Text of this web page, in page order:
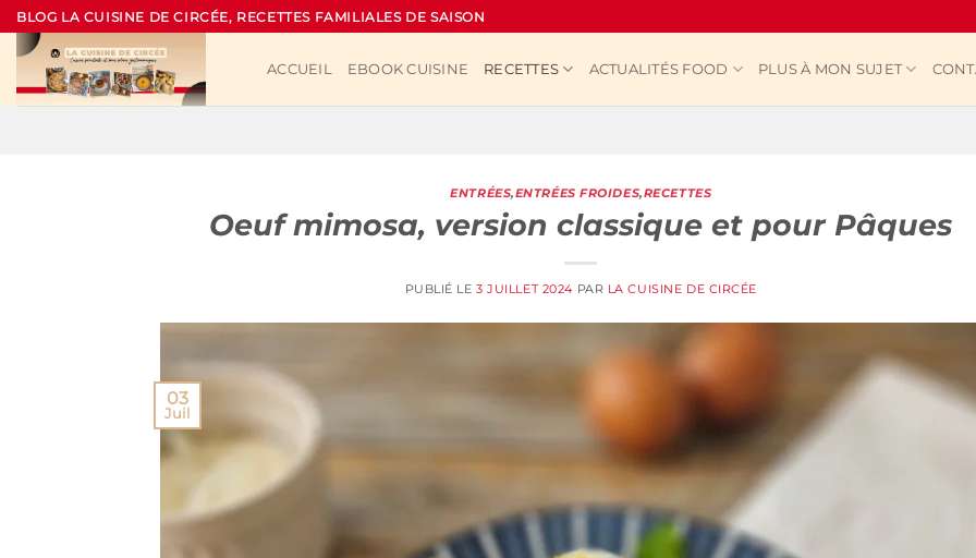
Passer
au
contenu
BLOG LA CUISINE DE CIRCÉE, RECETTES FAMILIALES DE SAISON
ACCUEIL EBOOK CUISINE RECETTES ACTUALITÉS FOOD PLUS À MON SUJET
ENTRÉES,ENTRÉES FROIDES,RECETTES
Oeuf mimosa, version classique et pour Pâques
PUBLIÉ LE3 JUILLET 2024 PAR LA CUISINE DE CIRCÉE
03
Juil